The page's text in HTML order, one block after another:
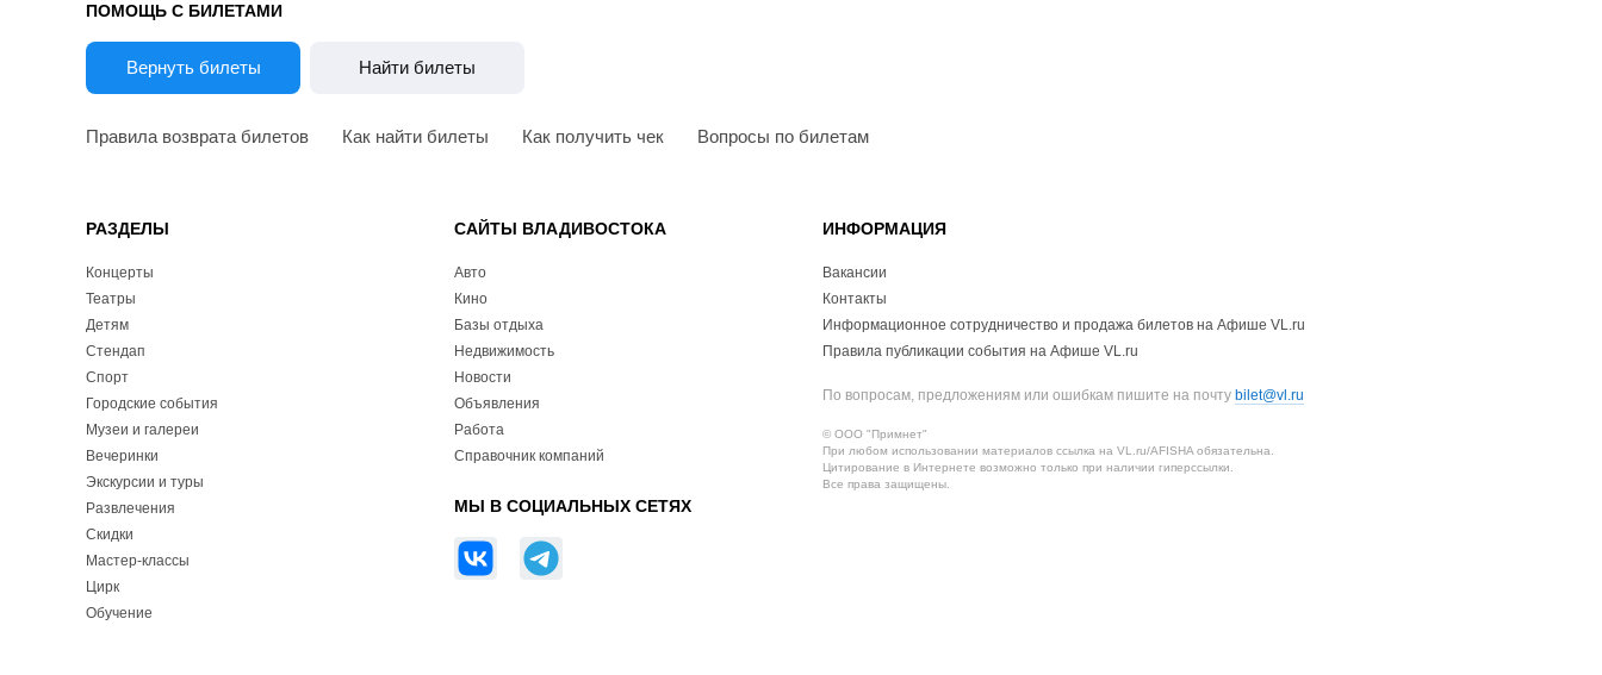
ПОМОЩЬ С БИЛЕТАМИ
Вернуть билеты Найти билеты
Правила возврата билетов Как найти билеты Как получить чек Вопросы по билетам
РАЗДЕЛЫ
Концерты
Театры
Детям
Стендап
Спорт
Городские события
Музеи и галереи
Вечеринки
Экскурсии и туры
Развлечения
Скидки
Мастер-классы
Цирк
Обучение
САЙТЫ ВЛАДИВОСТОКА
Авто
Кино
Базы отдыха
Недвижимость
Новости
Объявления
Работа
Справочник компаний
МЫ В СОЦИАЛЬНЫХ СЕТЯХ
ИНФОРМАЦИЯ
Вакансии
Контакты
Информационное сотрудничество и продажа билетов на Афише VL.ru
Правила публикации события на Афише VL.ru
По вопросам, предложениям или ошибкам пишите на почту bilet@vl.ru
© ООО "Примнет"
При любом использовании материалов ссылка на VL.ru/AFISHA обязательна.
Цитирование в Интернете возможно только при наличии гиперссылки.
Все права защищены.